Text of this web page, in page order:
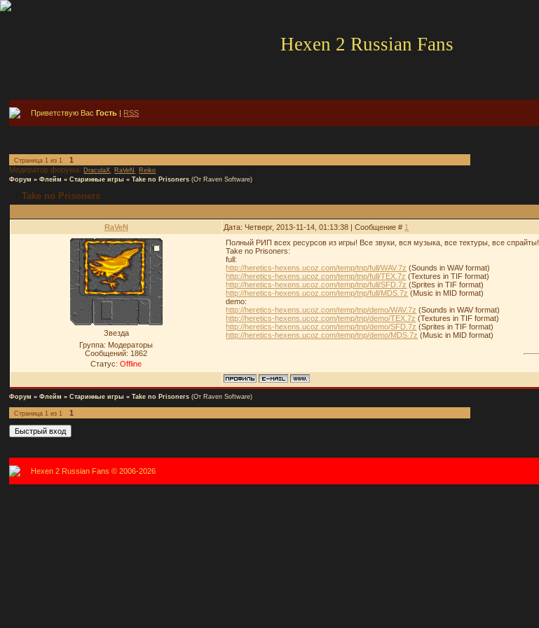
Hexen 2 Russian Fans
Приветствую ВасГость | RSS
Страница 1 из 1
1
Модератор форума:DraculaX ,RaVeN ,Reiko
Форум » Флейм » Старинные игры » Take no Prisoners (От Raven Software)
Take no Prisoners
RaVeN Дата: Четверг, 2013-11-14, 01:13:38 | Сообщение # 1
Звезда
Группа: Модераторы
Сообщений: 1862
Статус:Offline
Полный РИП всех ресурсов из игры! Все звуки, вся музыка, все тектуры, все спрайты!
Take no Prisoners:
full:
http://heretics-hexens.ucoz.com/temp/tnp/full/WAV.7z (Sounds in WAV format)
http://heretics-hexens.ucoz.com/temp/tnp/full/TEX.7z (Textures in TIF format)
http://heretics-hexens.ucoz.com/temp/tnp/full/SFD.7z (Sprites in TIF format)
http://heretics-hexens.ucoz.com/temp/tnp/full/MDS.7z (Music in MID format)
demo:
http://heretics-hexens.ucoz.com/temp/tnp/demo/WAV.7z (Sounds in WAV format)
http://heretics-hexens.ucoz.com/temp/tnp/demo/TEX.7z (Textures in TIF format)
http://heretics-hexens.ucoz.com/temp/tnp/demo/SFD.7z (Sprites in TIF format)
http://heretics-hexens.ucoz.com/temp/tnp/demo/MDS.7z (Music in MID format)
Форум » Флейм » Старинные игры » Take no Prisoners (От Raven Software)
Страница 1 из 1
1
Hexen 2 Russian Fans © 2006-2026